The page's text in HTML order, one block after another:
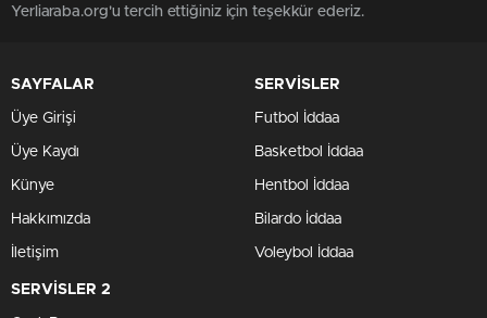
Yerliaraba.org'u tercih ettiğiniz için teşekkür ederiz.
SAYFALAR
Üye Girişi
Üye Kaydı
Künye
Hakkımızda
İletişim
SERVİSLER
Futbol İddaa
Basketbol İddaa
Hentbol İddaa
Bilardo İddaa
Voleybol İddaa
SERVİSLER 2